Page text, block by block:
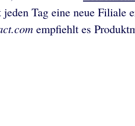
Tag eine neue
empfiehlt es